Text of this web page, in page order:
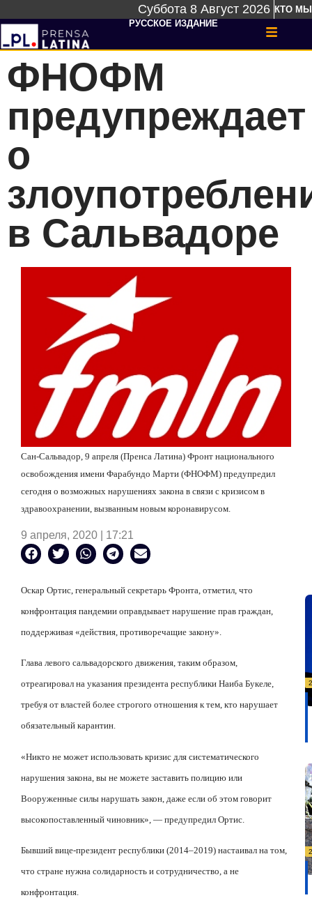
Суббота 8 Август 2026 КТО МЫ
РУССКОЕ ИЗДАНИЕ
ФНОФМ
предупреждает
о
в Сальвадоре
Сан-Сальвадор, 9 апреля (Пренса Латина) Фронт национального
освобождения имени Фарабундо Марти (ФНОФМ) предупредил
сегодня о возможных нарушениях закона в связи с кризисом в
здравоохранении, вызванным новым коронавирусом.
9 апреля, 2020 | 17:21
Оскар Ортис, генеральный секретарь Фронта, отметил, что
конфронтация пандемии оправдывает нарушение прав граждан,
поддерживая «действия, противоречащие закону».
Глава левого сальвадорского движения, таким образом,
отреагировал на указания президента республики Наиба Букеле,
требуя от властей более строгого отношения к тем, кто нарушает
обязательный карантин.
«Никто не может использовать кризис для систематического
нарушения закона, вы не можете заставить полицию или
Вооруженные силы нарушать закон, даже если об этом говорит
высокопоставленный чиновник», — предупредил Ортис.
Бывший вице-президент республики (2014–2019) настаивал на том,
что стране нужна солидарность и сотрудничество, а не
конфронтация.